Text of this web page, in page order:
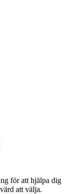
för att hjälpa dig
att välja.